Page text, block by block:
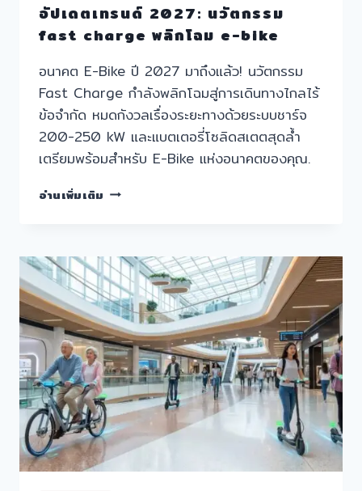
อัปเดตเทรนด์ 2027: นวัตกรรม
fast charge พลิกโฉม e-bike
อนาคต E-Bike ปี 2027 มาถึงแล้ว! นวัตกรรม
Fast Charge กำลังพลิกโฉมสู่การเดินทางไกลไร้
ข้อจำกัด หมดกังวลเรื่องระยะทางด้วยระบบชาร์จ
200-250 kW และแบตเตอรี่โซลิดสเตตสุดล้ำ
เตรียมพร้อมสำหรับ E-Bike แห่งอนาคตของคุณ.
อ่านเพิ่มเติม อัปเดต
นวัตกรรม
FAST
CHARGE
พลิก
โฉม
E-
BIKE